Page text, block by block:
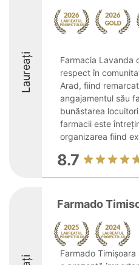
Laureați
Farmacia Lavanda
respect în
Arad, fiind
angajamentul său
bunăstarea
farmacii este
organizarea fiind
8.7
Farmado
Farmado